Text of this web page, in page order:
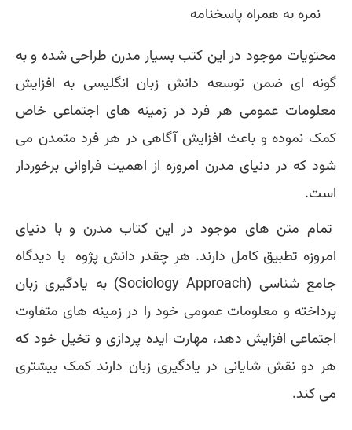
نمره به همراه پاسخنامه
محتویات موجود در این کتب بسیار مدرن طراحی شده و به
گونه ای ضمن توسعه دانش زبان انگلیسی به افزایش
معلومات عمومی هر فرد در زمینه های اجتماعی خاص
کمک نموده و باعث افزایش آگاهی در هر فرد متمدن می
شود که در دنیای مدرن امروزه از اهمیت فراوانی برخوردار
است.
تمام متن های موجود در این کتاب مدرن و با دنیای
امروزه تطبیق کامل دارند. هر چقدر دانش پژوه با دیدگاه
جامع شناسی (Sociology Approach) به یادگیری زبان
پرداخته و معلومات عمومی خود را در زمینه های متفاوت
اجتماعی افزایش دهد، مهارت ایده پردازی و تخیل خود که
هر دو نقش شایانی در یادگیری زبان دارند کمک بیشتری
می کند.